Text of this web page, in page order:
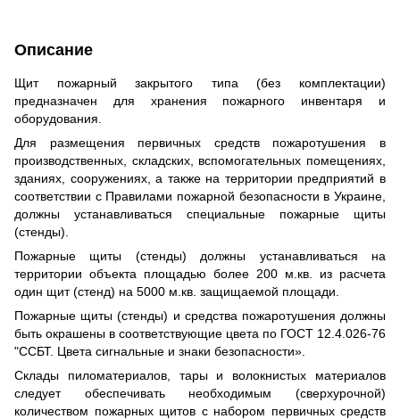
Описание
Щит пожарный закрытого типа (без комплектации)
предназначен для хранения пожарного инвентаря и
оборудования.
Для размещения первичных средств пожаротушения в
производственных, складских, вспомогательных помещениях,
зданиях, сооружениях, а также на территории предприятий в
соответствии с Правилами пожарной безопасности в Украине,
должны устанавливаться специальные пожарные щиты
(стенды).
Пожарные щиты (стенды) должны устанавливаться на
территории объекта площадью более 200 м.кв. из расчета
один щит (стенд) на 5000 м.кв. защищаемой площади.
Пожарные щиты (стенды) и средства пожаротушения должны
быть окрашены в соответствующие цвета по ГОСТ 12.4.026-76
"ССБТ. Цвета сигнальные и знаки безопасности».
Склады пиломатериалов, тары и волокнистых материалов
следует обеспечивать необходимым (сверхурочной)
количеством пожарных щитов с набором первичных средств